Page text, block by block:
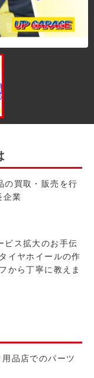
の買取・販売を行
企業
ビス拡大のお手伝
イヤホイールの作
ら丁寧に教えま
品店でのパーツ